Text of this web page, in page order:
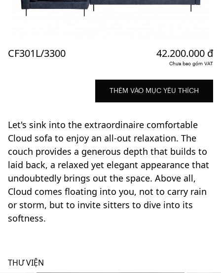
CF301L/3300 42.200.000 đ
Chưa bao gồm VAT
THÊM VÀO MỤC YÊU THÍCH
Let's sink into the extraordinaire comfortable
Cloud sofa to enjoy an all-out relaxation. The
couch provides a generous depth that builds to
laid back, a relaxed yet elegant appearance that
undoubtedly brings out the space. Above all,
Cloud comes floating into you, not to carry rain
or storm, but to invite sitters to dive into its
softness.
THƯ VIỆN